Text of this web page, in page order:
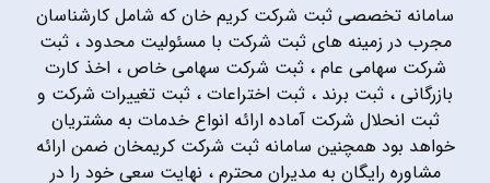
سامانه تخصصی ثبت شرکت کریم خان که شامل کارشناسان
مجرب در زمینه های ثبت شرکت با مسئولیت محدود ، ثبت
شرکت سهامی عام ، ثبت شرکت سهامی خاص ، اخذ کارت
بازرگانی ، ثبت برند ، ثبت اختراعات ، ثبت تغییرات شرکت و
ثبت انحلال شرکت آماده ارائه انواع خدمات به مشتریان
خواهد بود همچنین سامانه ثبت شرکت کریمخان ضمن ارائه
مشاوره رایگان به مدیران محترم ، نهایت سعی خود را در